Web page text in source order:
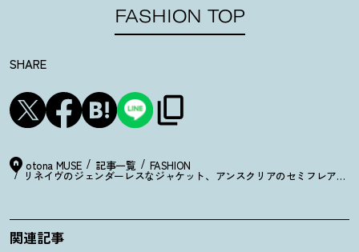
FASHION TOP
SHARE
otona MUSE 記事一覧 FASHION
リネイヴのジェンダーレスなジャケット、アンスクリアのセミフレアデ
関連記事